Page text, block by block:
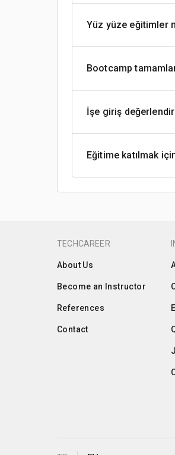
Yüz yüze eğitimler
Bootcamp
İşe giriş
Eğitime katılmak
TECHCAREER
About Us
Become an Instructor
References
Contact